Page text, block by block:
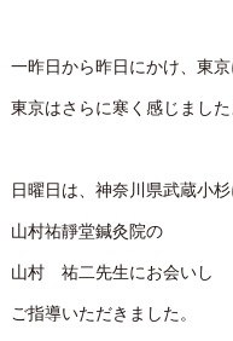
一昨日から昨日にかけ、東
東京はさらに寒く感じました
日曜日は、神奈川県武蔵小
山村祐靜堂鍼灸院の
山村 祐二先生にお会いし
ご指導いただきました。